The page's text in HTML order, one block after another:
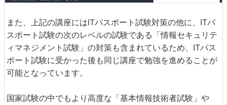
また、上記の講座にはITパスポート試験対策の他に、ITパ
スポート試験の次のレベルの試験である「情報セキュリテ
ィマネジメント試験」の対策も含まれているため、ITパス
ポート試験に受かった後も同じ講座で勉強を進めることが
可能となっています。
国家試験の中でもより高度な「基本情報技術者試験」や